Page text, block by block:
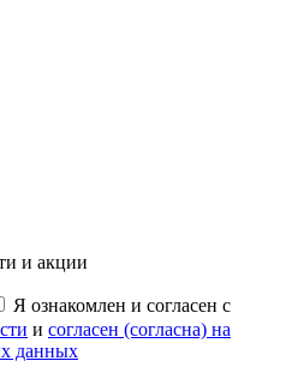
и акции
Я ознакомлен и согласен с
и согласен (согласна) на
данных